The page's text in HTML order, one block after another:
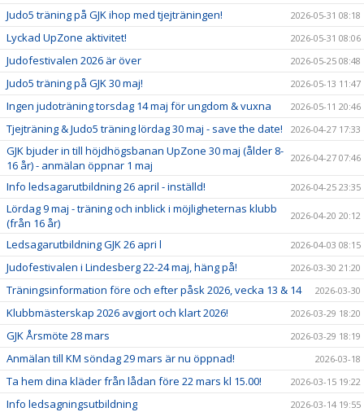
Judo5 träning på GJK ihop med tjejträningen! 2026-05-31 08:18
Lyckad UpZone aktivitet! 2026-05-31 08:06
Judofestivalen 2026 är över 2026-05-25 08:48
Judo5 träning på GJK 30 maj! 2026-05-13 11:47
Ingen judoträning torsdag 14 maj för ungdom & vuxna 2026-05-11 20:46
Tjejträning & Judo5 träning lördag 30 maj - save the date! 2026-04-27 17:33
GJK bjuder in till höjdhögsbanan UpZone 30 maj (ålder 8-
16 år) - anmälan öppnar 1 maj
2026-04-27 07:46
Info ledsagarutbildning 26 april - inställd! 2026-04-25 23:35
Lördag 9 maj - träning och inblick i möjligheternas klubb
(från 16 år)
2026-04-20 20:12
Ledsagarutbildning GJK 26 apri l 2026-04-03 08:15
Judofestivalen i Lindesberg 22-24 maj, häng på! 2026-03-30 21:20
Träningsinformation före och efter påsk 2026, vecka 13 & 14 2026-03-30
Klubbmästerskap 2026 avgjort och klart 2026! 2026-03-29 18:20
GJK Årsmöte 28 mars 2026-03-29 18:19
Anmälan till KM söndag 29 mars är nu öppnad! 2026-03-18
Ta hem dina kläder från lådan före 22 mars kl 15.00! 2026-03-15 19:22
Info ledsagningsutbildning 2026-03-14 19:55